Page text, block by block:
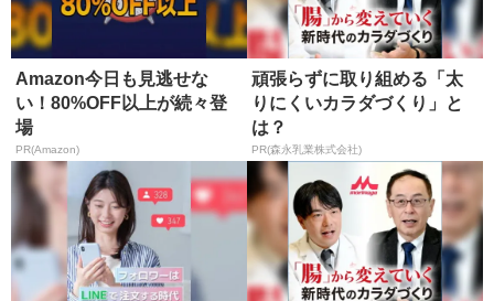
Amazon今日も見逃せな
い！80%OFF以上が続々登
場
PR(Amazon)
頑張らずに取り組める「太
りにくいカラダづくり」と
は？
PR(森永乳業株式会社)